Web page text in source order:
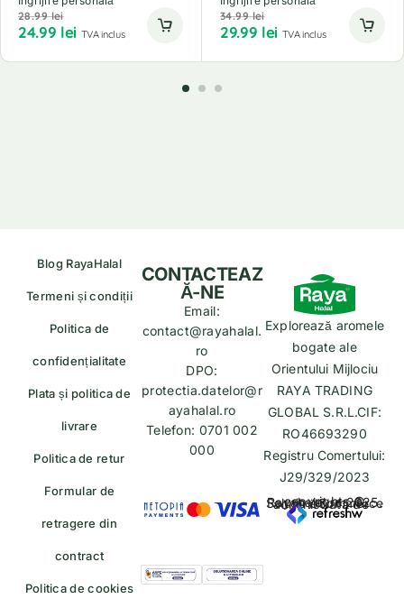
28.99lei
24.99 lei TVA inclus
34.99lei
29.99 lei TVA inclus
Blog RayaHalal
Termeni și condiții
Politica de
confidențialitate
Plata și politica de
livrare
Politica de retur
Formular de
retragere din
contract
Politica de cookies
Explorează aromele
bogate ale
Orientului Mijlociu
RAYA TRADING
GLOBAL S.R.L.CIF:
RO46693290
Registru Comertului:
J29/329/2023
copyrights © Rayahalal.ro 2025. Soluție eCommerce administrată de
CONTACTEAZ
Ă-NE
Email:
contact@rayahalal.
ro
DPO:
protectia.datelor@r
ayahalal.ro
Telefon: 0701 002
000